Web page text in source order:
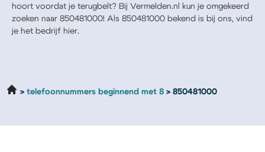
hoort voordat je terugbelt? Bij Vermelden.nl kun je omgekeerd
zoeken naar 850481000! Als 850481000 bekend is bij ons, vind
je het bedrijf hier.
telefoonnummers beginnend met 8 850481000